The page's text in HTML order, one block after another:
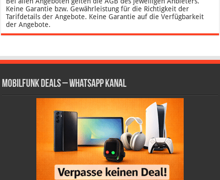
Keine Garantie bzw. Gewährleistung für die Richtigkeit der
Tarifdetails der Angebote. Keine Garantie auf die Verfügbarkeit
der Angebote.
Mobilfunk Deals – WhatsApp Kanal